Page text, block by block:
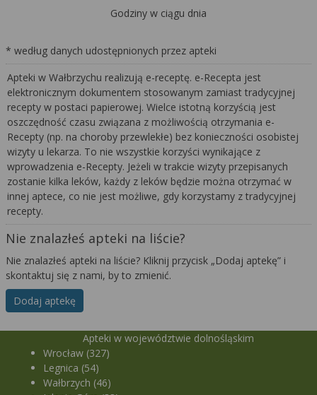
Godziny w ciągu dnia
* według danych udostępnionych przez apteki
Apteki w Wałbrzychu realizują e-receptę. e-Recepta jest
elektronicznym dokumentem stosowanym zamiast tradycyjnej
recepty w postaci papierowej. Wielce istotną korzyścią jest
oszczędność czasu związana z możliwością otrzymania e-
Recepty (np. na choroby przewlekłe) bez konieczności osobistej
wizyty u lekarza. To nie wszystkie korzyści wynikające z
wprowadzenia e-Recepty. Jeżeli w trakcie wizyty przepisanych
zostanie kilka leków, każdy z leków będzie można otrzymać w
innej aptece, co nie jest możliwe, gdy korzystamy z tradycyjnej
recepty.
Nie znalazłeś apteki na liście?
Nie znalazłeś apteki na liście? Kliknij przycisk „Dodaj aptekę” i
skontaktuj się z nami, by to zmienić.
Dodaj aptekę
Apteki w województwie dolnośląskim
Wrocław (327)
Legnica (54)
Wałbrzych (46)